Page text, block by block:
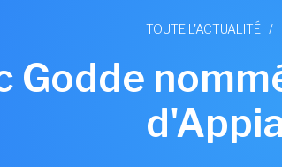
TOUTE L'ACTUALITÉ /
Godde